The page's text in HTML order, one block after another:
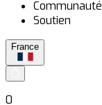
Communauté
Soutien
France
0